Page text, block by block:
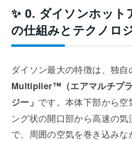
✨ 0. ダイソンホット
の仕組みとテクノロ
ダイソン最大の特徴は、独自
Multiplier™（エアマルチプ
ジー」 です。本体下部から空
ング状の開口部から高速の気
で、周囲の空気を巻き込みな